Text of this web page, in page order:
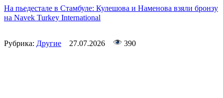
На пьедестале в Стамбуле: Кулешова и Наменова взяли бронзу
на Navek Turkey International
Рубрика: Другие 27.07.2026 390